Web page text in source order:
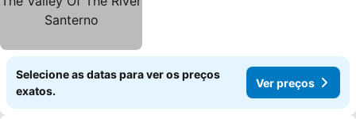
Selecione as datas para ver os preços
exatos.
Ver preços